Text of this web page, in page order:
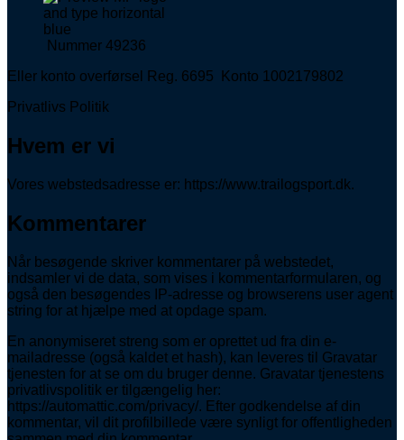
Nummer 49236
Eller konto overførsel Reg. 6695 Konto 1002179802
Privatlivs Politik
Hvem er vi
Vores webstedsadresse er: https://www.trailogsport.dk.
Kommentarer
Når besøgende skriver kommentarer på webstedet,
indsamler vi de data, som vises i kommentarformularen, og
også den besøgendes IP-adresse og browserens user agent
string for at hjælpe med at opdage spam.
En anonymiseret streng som er oprettet ud fra din e-
mailadresse (også kaldet et hash), kan leveres til Gravatar
tjenesten for at se om du bruger denne. Gravatar tjenestens
privatlivspolitik er tilgængelig her:
https://automattic.com/privacy/. Efter godkendelse af din
kommentar, vil dit profilbillede være synligt for offentligheden